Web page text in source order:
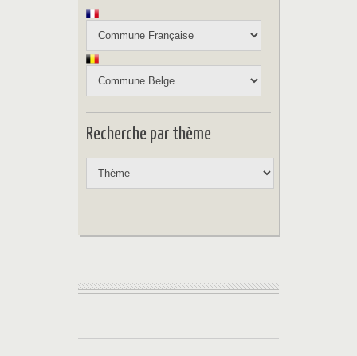
Recherche par thème